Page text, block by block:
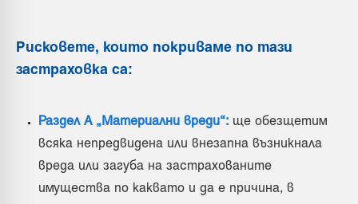
Рисковете, които покриваме по тази
застраховка са:
Раздел А „Материални вреди“: ще обезщетим
всяка непредвидена или внезапна възникнала
вреда или загуба на застрахованите
имущества по каквато и да е причина, в